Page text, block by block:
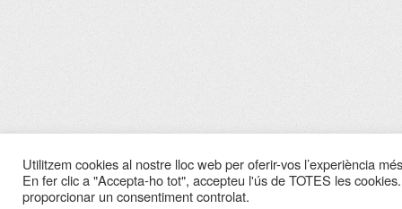
Utilitzem cookies al nostre lloc web per oferir-vos l’experiència
En fer clic a "Accepta-ho tot", accepteu l'ús de TOTES les
proporcionar un consentiment controlat.